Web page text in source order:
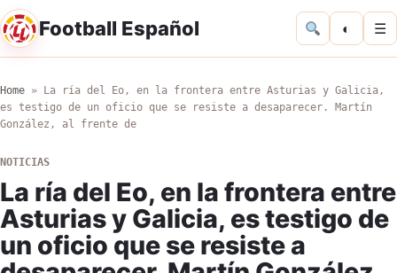
Football Español ◐ ☰
Home »
La ría del Eo, en la frontera entre Asturias y Galicia,
es testigo de un oficio que se resiste a desaparecer. Martín
González, al frente de
NOTICIAS
La ría del Eo, en la frontera entre
Asturias y Galicia, es testigo de
un oficio que se resiste a